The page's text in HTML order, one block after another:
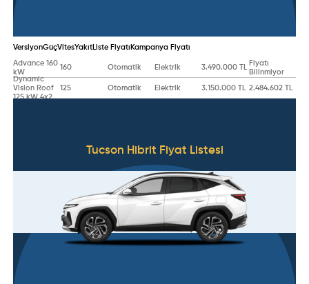
VersiyonGüçVitesYakıt Liste Fiyatı Kampanya Fiyatı
Advance 160
kW
160 Otomatik Elektrik 3.490.000 TL
Fiyatı
Bilinmiyor
Dynamic
Vision Roof
125 kW 4x2
125 Otomatik Elektrik 3.150.000 TL 2.484.602 TL
Tucson Hibrit Fiyat Listesi